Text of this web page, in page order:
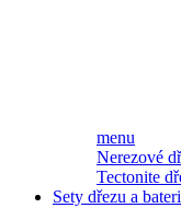
menu
Nerezové
Tectonite
Sety dřezu a